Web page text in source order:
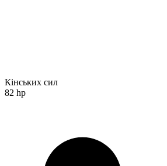
Кінських сил
82 hp